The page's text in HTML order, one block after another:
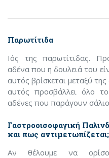
Παρωτίτιδα
Ιός της παρωτίτιδας.
αδένα που η δουλειά του
αυτός βρίσκεται μεταξύ
αυτός προσβάλλει όλο
αδένες που παράγουν
Γαστροοισοφαγική
και πως αντιμετωπίζεται;
Αν θέλουμε να